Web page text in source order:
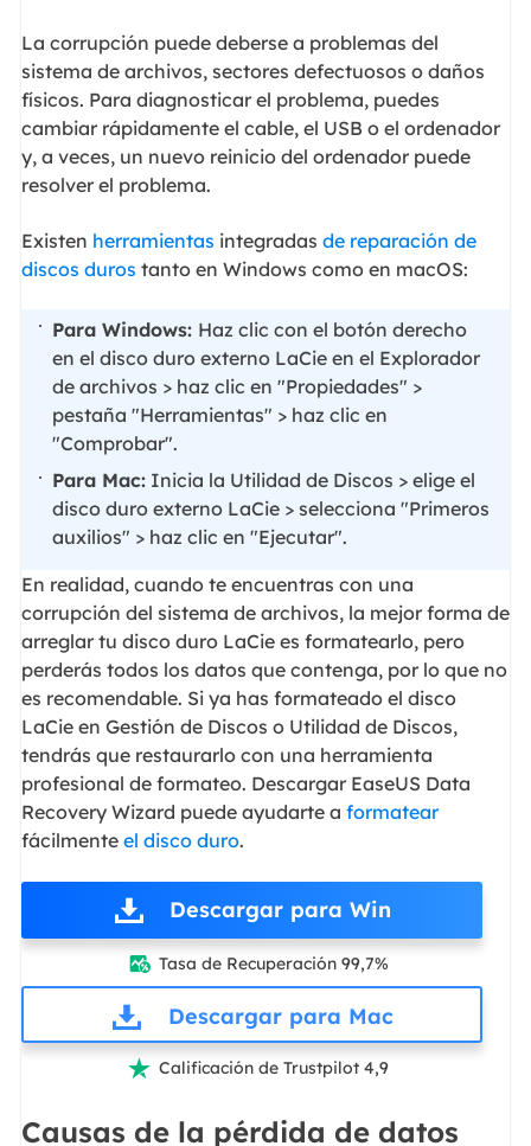
La corrupción puede deberse a problemas del
sistema de archivos, sectores defectuosos o daños
físicos. Para diagnosticar el problema, puedes
cambiar rápidamente el cable, el USB o el ordenador
y, a veces, un nuevo reinicio del ordenador puede
resolver el problema.
Existen herramientas integradas de reparación de
discos duros tanto en Windows como en macOS:
Para Windows: Haz clic con el botón derecho
en el disco duro externo LaCie en el Explorador
de archivos > haz clic en "Propiedades" >
pestaña "Herramientas" > haz clic en
"Comprobar".
Para Mac: Inicia la Utilidad de Discos > elige el
disco duro externo LaCie > selecciona "Primeros
auxilios" > haz clic en "Ejecutar".
En realidad, cuando te encuentras con una
corrupción del sistema de archivos, la mejor forma de
arreglar tu disco duro LaCie es formatearlo, pero
perderás todos los datos que contenga, por lo que no
es recomendable. Si ya has formateado el disco
LaCie en Gestión de Discos o Utilidad de Discos,
tendrás que restaurarlo con una herramienta
profesional de formateo. Descargar EaseUS Data
Recovery Wizard puede ayudarte a formatear
fácilmente el disco duro.
Descargar para Win
 Tasa de Recuperación 99,7%
Descargar para Mac
 Calificación de Trustpilot 4,9
Causas de la pérdida de datos